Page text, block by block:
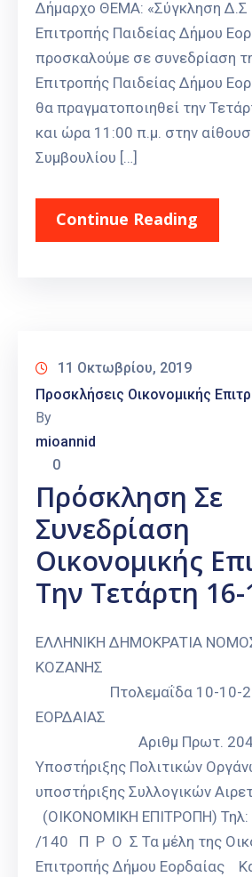
Δήμαρχο ΘΕΜΑ: «Σύγκληση Δ.Σ
Επιτροπής Παιδείας Δήμου
προσκαλούμε σε συνεδρίαση
Επιτροπής Παιδείας Δήμου
θα πραγματοποιηθεί την
και ώρα 11:00 π.μ. στην
Συμβουλίου […]
Continue Reading
11 Οκτωβρίου, 2019
Προσκλήσεις Οικονομικής
By
mioannid
0
Πρόσκληση Σε
Συνεδρίαση
Οικονομικής
Την Τετάρτη 16-
ΕΛΛΗΝΙΚΗ ΔΗΜΟΚΡΑΤΙΑ
Πτολεμαΐδα 10-10-
Αριθμ Πρωτ. 20444
Υποστήριξης Πολιτικών
υποστήριξης Συλλογικών
(ΟΙΚΟΝΟΜΙΚΗ ΕΠΙΤΡΟΠΗ)
/140 Π Ρ Ο Σ Τα μέλη της
Επιτροπής Δήμου Εορδαίας